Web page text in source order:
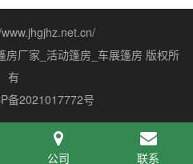
房厂家_活动篷房_车展篷房 版权所
有
备2021017772号
公司 联系